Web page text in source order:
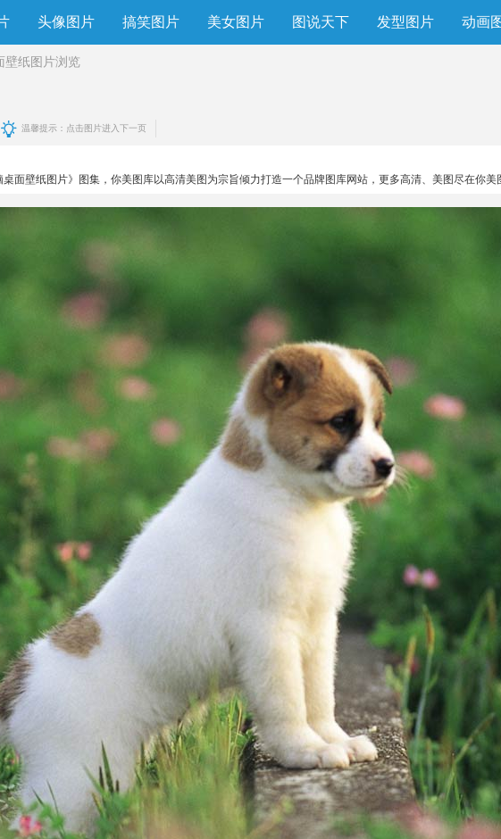
头像图片 搞笑图片 美女图片 图说天下 发型图片 动画
壁纸图片浏览
温馨提示：点击图片进入下一页
面壁纸图片》图集，你美图库以高清美图为宗旨倾力打造一个品牌图库网站，更多高清、美图尽在你美图